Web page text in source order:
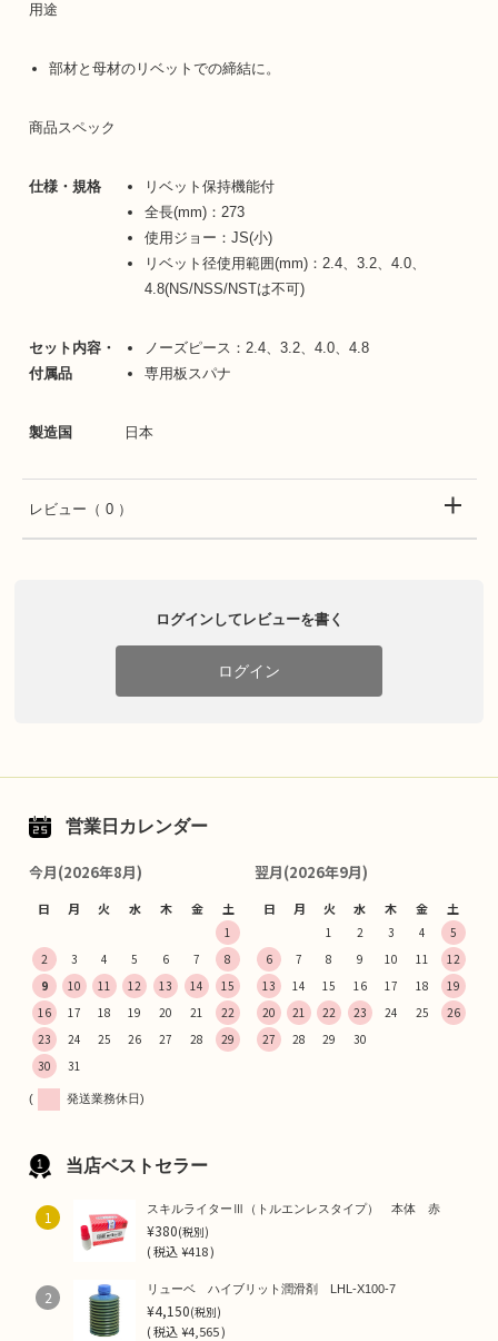
用途
部材と母材のリベットでの締結に。
商品スペック
仕様・規格
リベット保持機能付
全長(mm)：273
使用ジョー：JS(小)
リベット径使用範囲(mm)：2.4、3.2、4.0、
4.8(NS/NSS/NSTは不可)
セット内容・
付属品
ノーズピース：2.4、3.2、4.0、4.8
専用板スパナ
製造国 日本
レビュー （ 0 ）
ログインしてレビューを書く
ログイン
営業日カレンダー
今月(2026年8月)
日 月 火 水 木 金 土
1
2
3 4 5 6 7
8
9
10 11 12 13 14
15
16
17 18 19 20 21
22
23
24 25 26 27 28
29
30
31
翌月(2026年9月)
日 月 火 水 木 金 土
1 2 3 4
5
6
7 8 9 10 11
12
13
14 15 16 17 18
19
20
21 22 23 24 25
26
27
28 29 30
( 発送業務休日)
当店ベストセラー
1 スキルライターⅢ（トルエンレスタイプ） 本体 赤
¥380(税別)
(税込¥418 )
2 リューベ ハイブリット潤滑剤 LHL-X100-7
¥4,150(税別)
(税込¥4,565 )